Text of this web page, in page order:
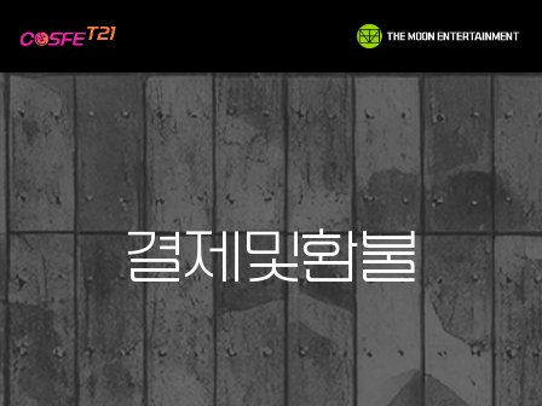
결제및환불